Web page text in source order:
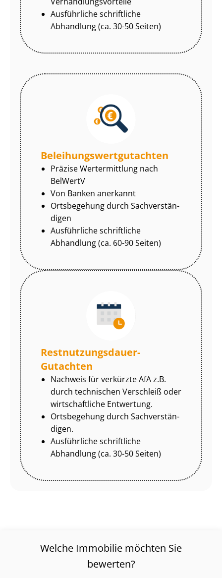
Ausführliche schriftliche
Abhandlung (ca. 30-50 Seiten)
Be­lei­hungs­wert­gut­ach­ten
Präzise Wertermittlung nach
BelWertV
Von Banken anerkannt
Ortsbegehung durch Sach­ver­stän­
di­gen
Ausführliche schriftliche
Abhandlung (ca. 60-90 Seiten)
Rest­nut­zungs­dau­er-
Gutachten
Nachweis für verkürzte AfA z.B.
durch technischen Verschleiß oder
wirtschaftliche Entwertung.
Ortsbegehung durch Sach­ver­stän­
di­gen.
Ausführliche schriftliche
Abhandlung (ca. 30-50 Seiten)
Welche Immobilie möchten Sie
bewerten?